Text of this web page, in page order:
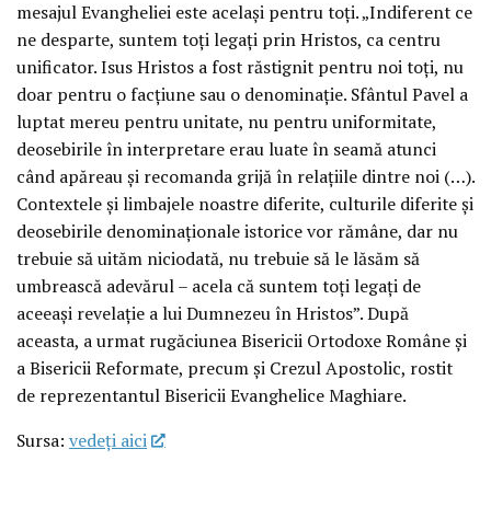
mesajul Evangheliei este acelaşi pentru toţi. „Indiferent ce
ne desparte, suntem toţi legaţi prin Hristos, ca centru
unificator. Isus Hristos a fost răstignit pentru noi toţi, nu
doar pentru o facţiune sau o denominaţie. Sfântul Pavel a
luptat mereu pentru unitate, nu pentru uniformitate,
deosebirile în interpretare erau luate în seamă atunci
când apăreau şi recomanda grijă în relaţiile dintre noi (…).
Contextele şi limbajele noastre diferite, culturile diferite şi
deosebirile denominaţionale istorice vor rămâne, dar nu
trebuie să uităm niciodată, nu trebuie să le lăsăm să
umbrească adevărul – acela că suntem toţi legaţi de
aceeaşi revelaţie a lui Dumnezeu în Hristos”. După
aceasta, a urmat rugăciunea Bisericii Ortodoxe Române şi
a Bisericii Reformate, precum şi Crezul Apostolic, rostit
de reprezentantul Bisericii Evanghelice Maghiare.
Sursa: vedeţi aici